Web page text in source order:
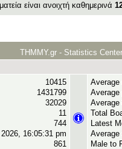
είναι ανοιχτή καθημερινά
THMMY.gr - Statistics Center
10415
1431799
32029
11
744
16:05:31 pm
861
Average
Average
Average
Total
Latest
Average
Male to